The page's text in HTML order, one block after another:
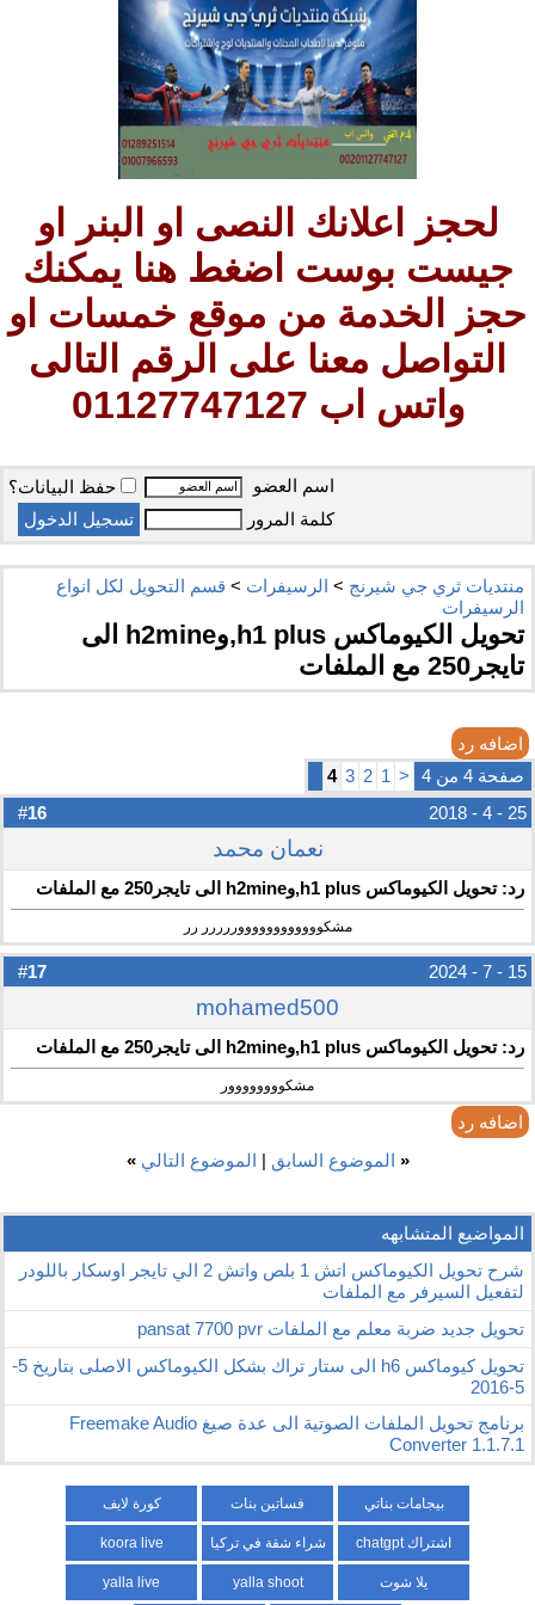
لحجز اعلانك النصى او البنر او
جيست بوست اضغط هنا يمكنك
حجز الخدمة من موقع خمسات او
التواصل معنا على الرقم التالى
واتس اب 01127747127
اسم العضو
حفظ البيانات؟
كلمة المرور
منتديات ثري جي شيرنج > الرسيفرات > قسم التحويل لكل انواع
الرسيفرات
تحويل الكيوماكس h1 plus,وh2mine الى
تايجر250 مع الملفات
اضافه رد
صفحة 4 من 4
<
1
2
3
4
16 25 - 4 - 2018
نعمان محمد
رد: تحويل الكيوماكس h1 plus,وh2mine الى تايجر250 مع الملفات
مشكووووووووووووررررر رر
17 15 - 7 - 2024
mohamed500
رد: تحويل الكيوماكس h1 plus,وh2mine الى تايجر250 مع الملفات
مشكوووووووور
اضافه رد
« الموضوع السابق | الموضوع التالي »
المواضيع المتشابهه
شرح تحويل الكيوماكس اتش 1 بلص واتش 2 الي تايجر اوسكار باللودر
لتفعيل السيرفر مع الملفات
تحويل جديد ضربة معلم مع الملفات pansat 7700 pvr
تحويل كيوماكس h6 الى ستار تراك بشكل الكيوماكس الاصلى بتاريخ 5-
5-2016
برنامج تحويل الملفات الصوتية الى عدة صيغ Freemake Audio
Converter 1.1.7.1
بيجامات بناتي فساتين بنات كورة لايف
اشتراك chatgpt شراء شقة في تركيا koora live
يلا شوت yalla shoot
yalla live